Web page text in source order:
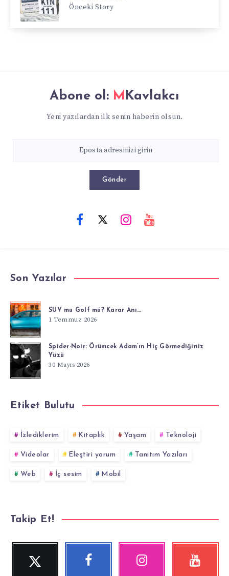
Önceki Story
Abone ol: MKavlakcı
Yeni yazılardan ilk senin haberin olsun.
Gönder
Son Yazılar
SUV mu Golf mü? Karar Anı…
1 Temmuz 2026
Spider-Noir: Örümcek Adam’ın Hiç Görmediğiniz
Yüzü
30 Mayıs 2026
Etiket Bulutu
İzlediklerim Kitaplık Yaşam Teknoloji
Videolar Eleştiri yorum Tanıtım Yazıları
Web İç sesim Mobil
Takip Et!
Twitter Facebook Instagram
Fotoğraflarımız!
YouTube
Videolara